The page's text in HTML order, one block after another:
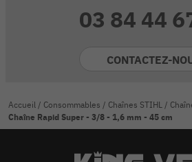
03 84 44
CONTACTEZ-
Accueil / Consommables / Chaînes STIHL /
Chaîne Rapid Super - 3/8 - 1,6 mm - 45 cm